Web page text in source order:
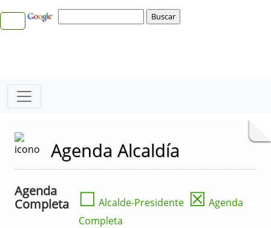
Agenda Alcaldía
Agenda
Completa
☐ Alcalde-Presidente ☒ Agenda
Completa